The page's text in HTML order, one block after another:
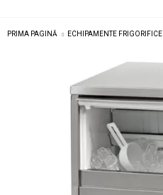
PRIMA PAGINĂ ECHIPAMENTE FRIGORIFICE